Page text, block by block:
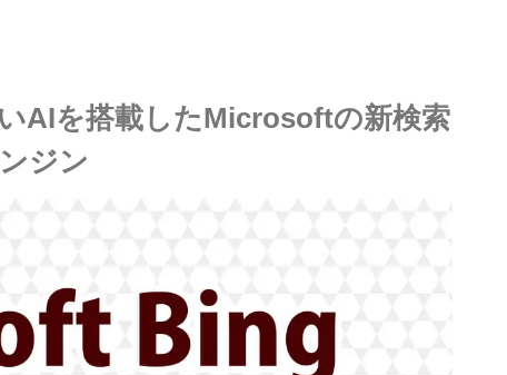
AIを搭載したMicrosoftの新検索
ジン